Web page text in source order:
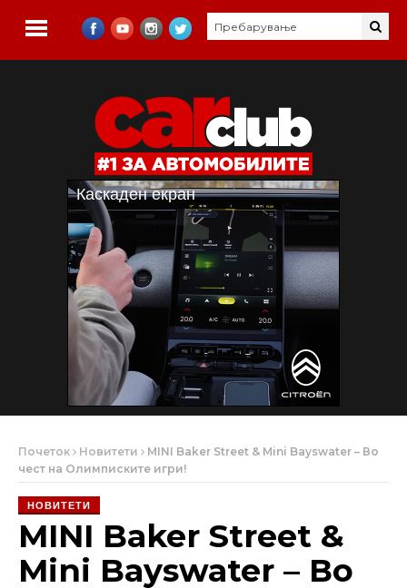
Почеток Новитети
MINI Baker Street & Mini Bayswater – Во
чест на Олимписките игри!
НОВИТЕТИ
MINI Baker Street &
Mini Bayswater – Во